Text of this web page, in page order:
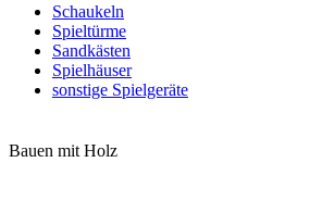
Schaukeln
Spieltürme
Sandkästen
Spielhäuser
sonstige Spielgeräte
Bauen mit Holz